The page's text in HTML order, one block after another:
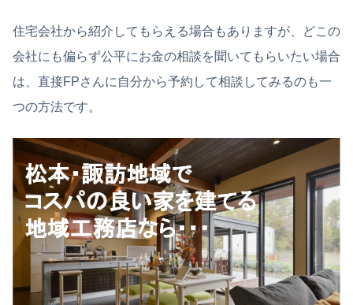
住宅会社から紹介してもらえる場合もありますが、どこの
会社にも偏らず公平にお金の相談を聞いてもらいたい場合
は、直接FPさんに自分から予約して相談してみるのも一
つの方法です。